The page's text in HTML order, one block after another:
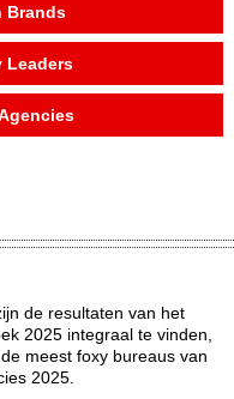
Brands
Leaders
de resultaten van het
2025 integraal te vinden,
meest foxy bureaus van
2025.